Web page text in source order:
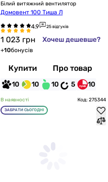
Білий витяжний вентилятор
Домовент 100 Тиша Л
25 відгуків
1 023 грн Хочеш дешевше?
+10бонусів
Купити Про товар
10 10 10 5 10
В наявності Код: 275344
ЗАБРАТИ СЬОГОДНІ